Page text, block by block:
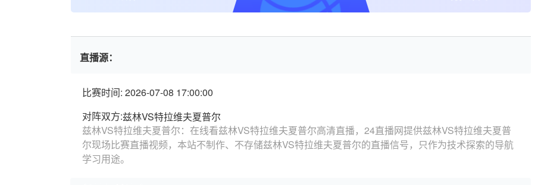
直播源：
比赛时间: 2026-07-08 17:00:00
对阵双方:兹林VS特拉维夫夏普尔
兹林VS特拉维夫夏普尔：在线看兹林VS特拉维夫夏普尔高清直播，24直播网提供兹林VS特拉维夫夏普
尔现场比赛直播视频，本站不制作、不存储兹林VS特拉维夫夏普尔的直播信号，只作为技术探索的导航
学习用途。